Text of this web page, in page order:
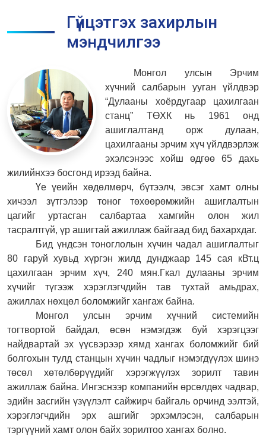
Гүйцэтгэх захирлын
мэндчилгээ
Монгол улсын Эрчим
хүчний салбарын ууган үйлдвэр
“Дулааны хоёрдугаар цахилгаан
станц” ТӨХК нь 1961 онд
ашиглалтанд орж дулаан,
цахилгааны эрчим хүч үйлдвэрлэж
эхэлсэнээс хойш өдгөө 65 дахь
жилийнхээ босгонд ирээд байна.
Үе үеийн хөдөлмөрч, бүтээлч, эвсэг хамт олны
хичээл зүтгэлээр тоног төхөөрөмжийн ашиглалтын
цагийг уртасган салбартаа хамгийн олон жил
тасралтгүй, үр ашигтай ажиллаж байгаад бид бахархдаг.
Бид үндсэн тоноглолын хүчин чадал ашиглалтыг
80 гаруй хувьд хүргэн жилд дунджаар 145 сая кВт.ц
цахилгаан эрчим хүч, 240 мян.Гкал дулааны эрчим
хүчийг түгээж хэрэглэгчдийн тав тухтай амьдрах,
ажиллах нөхцөл боломжийг хангаж байна.
Монгол улсын эрчим хүчний системийн
тогтвортой байдал, өсөн нэмэгдэж буй хэрэгцээг
найдвартай эх үүсвэрээр хямд хангах боломжийг бий
болгохын тулд станцын хүчин чадлыг нэмэгдүүлэх шинэ
төсөл хөтөлбөрүүдийг хэрэгжүүлэх зорилт тавин
ажиллаж байна. Ингэснээр компанийн өрсөлдөх чадвар,
эдийн засгийн үзүүлэлт сайжирч байгаль орчинд ээлтэй,
хэрэглэгчдийн эрх ашгийг эрхэмлэсэн, салбарын
тэргүүний хамт олон байх зорилтоо хангах болно.